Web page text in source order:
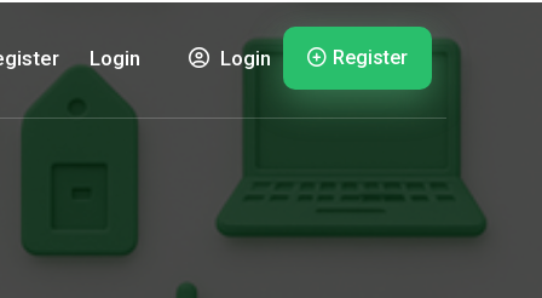
Login Login Register